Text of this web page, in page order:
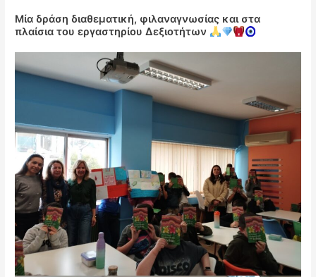
Μία δράση διαθεματική, φιλαναγνωσίας και στα
πλαίσια του εργαστηρίου Δεξιοτήτων